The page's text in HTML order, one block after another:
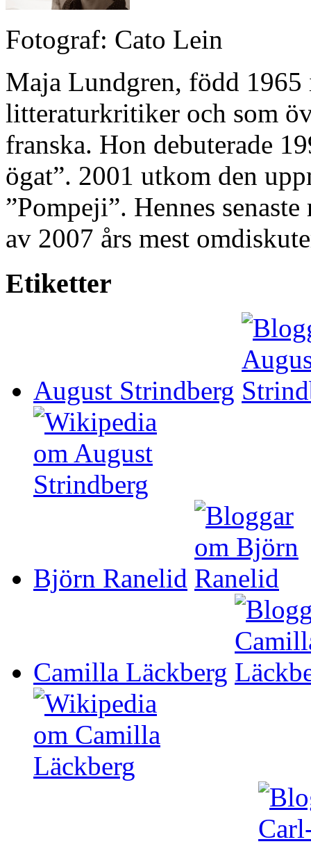
Fotograf: Cato Lein
Maja Lundgren, född
litteraturkritiker och som
franska. Hon debuterade
ögat”. 2001 utkom den
”Pompeji”. Hennes
av 2007 års mest
Etiketter
August Strindberg
Björn Ranelid
Camilla Läckberg